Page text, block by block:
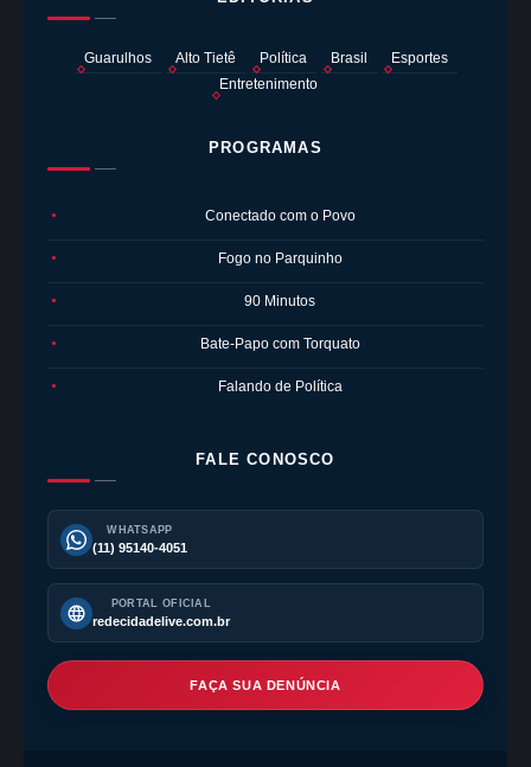
Guarulhos Alto Tietê Política Brasil
Esportes
Entretenimento
PROGRAMAS
● Conectado com o Povo
● Fogo no Parquinho
● 90 Minutos
● Bate-Papo com Torquato
● Falando de Política
FALE CONOSCO
WHATSAPP
(11) 95140-4051
PORTAL OFICIAL
redecidadelive.com.br
FAÇA SUA DENÚNCIA